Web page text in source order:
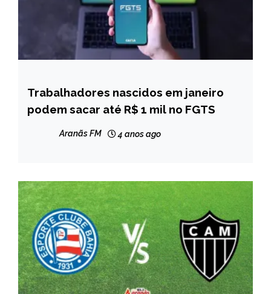
BRASIL
NOTÍCIAS
Trabalhadores nascidos em janeiro
podem sacar até R$ 1 mil no FGTS
Aranãs FM 4 anos ago